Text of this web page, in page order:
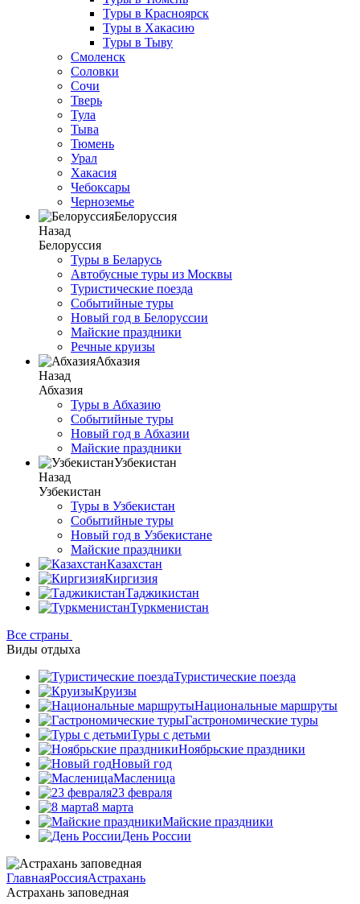
Туры в Красноярск
Туры в Хакасию
Туры в Тыву
Смоленск
Соловки
Сочи
Тверь
Тула
Тыва
Тюмень
Урал
Хакасия
Чебоксары
Черноземье
Белоруссия
Назад
Белоруссия
Туры в Беларусь
Автобусные туры из Москвы
Туристические поезда
Событийные туры
Новый год в Белоруссии
Майские праздники
Речные круизы
Абхазия
Назад
Абхазия
Туры в Абхазию
Событийные туры
Новый год в Абхазии
Майские праздники
Узбекистан
Назад
Узбекистан
Туры в Узбекистан
Событийные туры
Новый год в Узбекистане
Майские праздники
Казахстан
Киргизия
Таджикистан
Туркменистан
Все страны
Виды отдыха
Туристические поезда
Круизы
Национальные маршруты
Гастрономические туры
Туры с детьми
Ноябрьские праздники
Новый год
Масленица
23 февраля
8 марта
Майские праздники
День России
ГлавнаяРоссияАстрахань
Астрахань заповедная